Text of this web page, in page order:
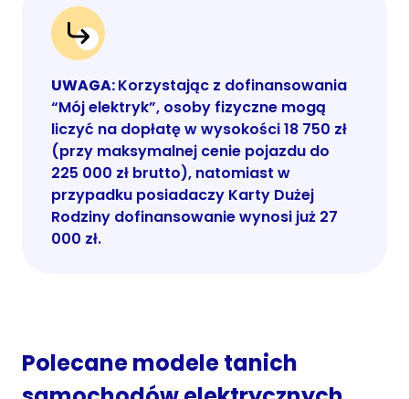
UWAGA:Korzystając z dofinansowania
“Mój elektryk”, osoby fizyczne mogą
liczyć na dopłatę w wysokości 18 750 zł
(przy maksymalnej cenie pojazdu do
225 000 zł brutto), natomiast w
przypadku posiadaczy Karty Dużej
Rodziny dofinansowanie wynosi już 27
000 zł.
Polecane modele tanich